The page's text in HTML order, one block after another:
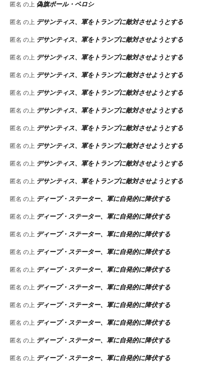
匿名 の上 偽旗ポール・ペロシ
匿名 の上 デサンティス、軍をトランプに敵対させようとする
匿名 の上 デサンティス、軍をトランプに敵対させようとする
匿名 の上 デサンティス、軍をトランプに敵対させようとする
匿名 の上 デサンティス、軍をトランプに敵対させようとする
匿名 の上 デサンティス、軍をトランプに敵対させようとする
匿名 の上 デサンティス、軍をトランプに敵対させようとする
匿名 の上 デサンティス、軍をトランプに敵対させようとする
匿名 の上 デサンティス、軍をトランプに敵対させようとする
匿名 の上 デサンティス、軍をトランプに敵対させようとする
匿名 の上 デサンティス、軍をトランプに敵対させようとする
匿名 の上 ディープ・ステーター、軍に自発的に降伏する
匿名 の上 ディープ・ステーター、軍に自発的に降伏する
匿名 の上 ディープ・ステーター、軍に自発的に降伏する
匿名 の上 ディープ・ステーター、軍に自発的に降伏する
匿名 の上 ディープ・ステーター、軍に自発的に降伏する
匿名 の上 ディープ・ステーター、軍に自発的に降伏する
匿名 の上 ディープ・ステーター、軍に自発的に降伏する
匿名 の上 ディープ・ステーター、軍に自発的に降伏する
匿名 の上 ディープ・ステーター、軍に自発的に降伏する
匿名 の上 ディープ・ステーター、軍に自発的に降伏する